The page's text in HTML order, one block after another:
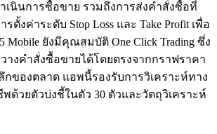
เนินการซื้อขาย รวมถึงการส่งคําสั่งซื้อที่
ตั้งค่าระดับ Stop Loss และ Take Profit เพื่อ
Mobile ยังมีคุณสมบัติ One Click Trading ซึ่ง
งคําสั่งซื้อขายได้โดยตรงจากกราฟราคา
ของตลาด แอพนี้รองรับการวิเคราะห์ทาง
ด้วยตัวบ่งชี้ในตัว 30 ตัวและวัตถุวิเคราะห์